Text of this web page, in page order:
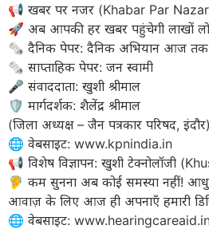
​📢 खबर पर नजर (Khabar Par
🚀 अब आपकी हर खबर पहुंचेगी लाखों
​🗞️ दैनिक पेपर: दैनिक अभियान आज तक (6
🗞️ साप्ताहिक पेपर: जन स्वामी
​🎤 संवाददाता: खुशी श्रीमाल
🛡️ मार्गदर्शक: शैलेंद्र श्रीमाल
(जिला अध्यक्ष – जैन पत्रकार परिषद, इंदौर)
​🌐 वेबसाइट: www.kpnindia.in
​📢 विशेष विज्ञापन: खुशी टेक्नोलॉजी
🦻 कम सुनना अब कोई समस्या नहीं!
आवाज़ के लिए आज ही अपनाएँ हमारी
​🌐 वेबसाइट: